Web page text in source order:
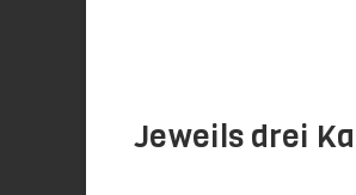
Jeweils drei